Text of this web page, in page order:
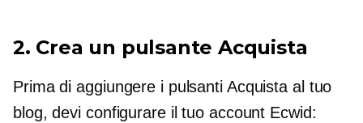
2. Crea un pulsante Acquista
Prima di aggiungere i pulsanti Acquista al tuo
blog, devi configurare il tuo account Ecwid: